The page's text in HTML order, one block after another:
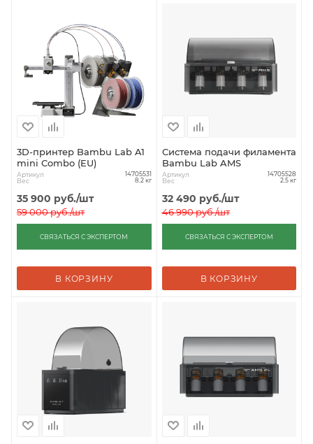
3D-принтер Bambu Lab A1
mini Combo (EU)
Артикул 14705531
Вес 8.2 кг
35 900 руб./шт
59 000руб./шт
СВЯЗАТЬСЯ С ЭКСПЕРТОМ
В КОРЗИНУ
Система подачи филамента
Bambu Lab AMS
Артикул 14705528
Вес 2.5 кг
32 490 руб./шт
46 990руб./шт
СВЯЗАТЬСЯ С ЭКСПЕРТОМ
В КОРЗИНУ